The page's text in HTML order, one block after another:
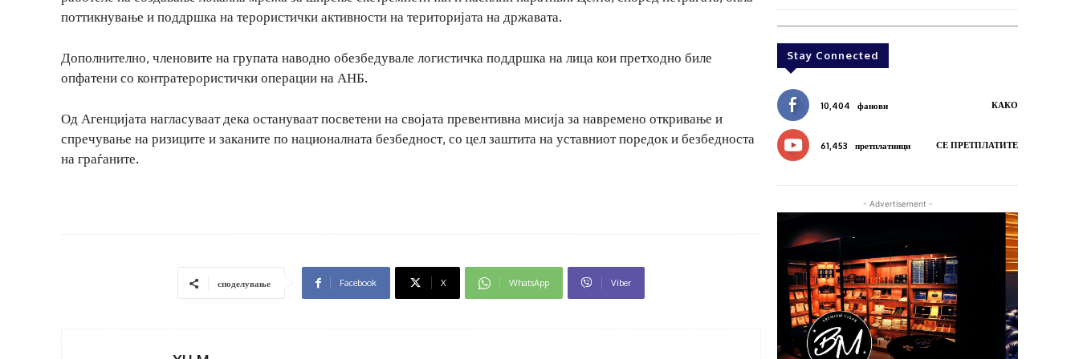
поттикнување и поддршка на терористички активности на територијата на државата.
Дополнително, членовите на групата наводно обезбедувале логистичка поддршка на лица кои претходно биле
опфатени со контратерористички операции на АНБ.
Од Агенцијата нагласуваат дека остануваат посветени на својата превентивна мисија за навремено откривање и
спречување на ризиците и заканите по националната безбедност, со цел заштита на уставниот поредок и безбедноста
на граѓаните.
споделување Facebook X WhatsApp Viber
Stay Connected
10,404 фанови КАКО
61,453 претплатници СЕ ПРЕТПЛАТИТЕ
- Advertisement -